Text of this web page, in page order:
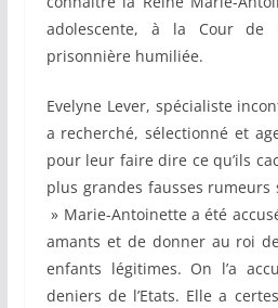
adolescente, à la Cour de
prisonnière humiliée.
Evelyne Lever, spécialiste
a recherché, sélectionné et
pour leur faire dire ce qu’ils
plus grandes fausses
» Marie-Antoinette a été
amants et de donner au roi
enfants légitimes. On l’a
deniers de l’Etats. Elle a